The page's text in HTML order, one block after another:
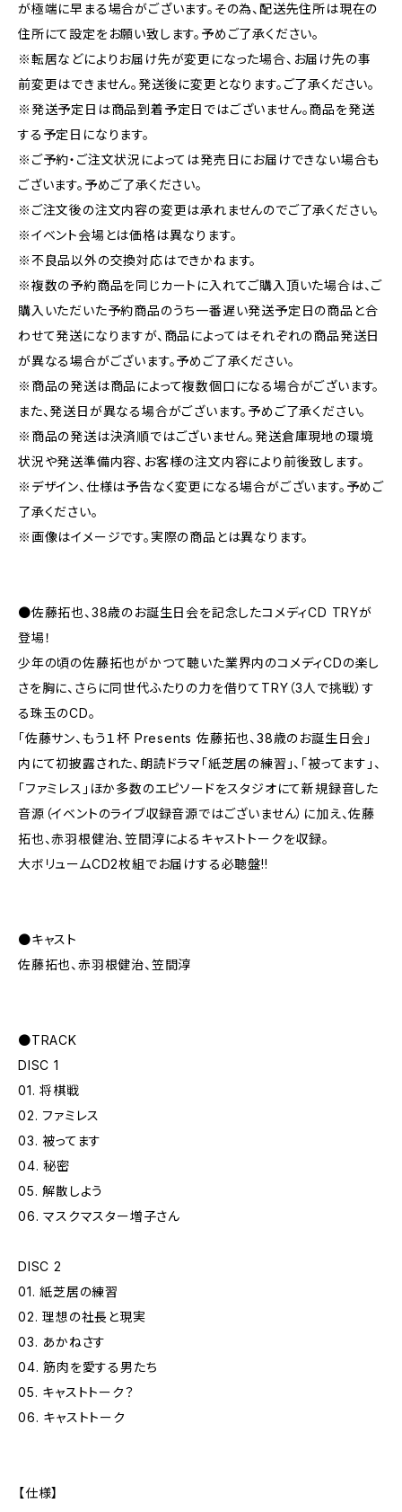
が極端に早まる場合がございます。その為、配送先住所は現在の
住所にて設定をお願い致します。予めご了承ください。
※転居などによりお届け先が変更になった場合、お届け先の事
前変更はできません。発送後に変更となります。ご了承ください。
※発送予定日は商品到着予定日ではございません。商品を発送
する予定日になります。
※ご予約・ご注文状況によっては発売日にお届けできない場合も
ございます。予めご了承ください。
※ご注文後の注文内容の変更は承れませんのでご了承ください。
※イベント会場とは価格は異なります。
※不良品以外の交換対応はできかねます。
※複数の予約商品を同じカートに入れてご購入頂いた場合は、ご
購入いただいた予約商品のうち一番遅い発送予定日の商品と合
わせて発送になりますが、商品によってはそれぞれの商品発送日
が異なる場合がございます。予めご了承ください。
※商品の発送は商品によって複数個口になる場合がございます。
また、発送日が異なる場合がございます。予めご了承ください。
※商品の発送は決済順ではございません。発送倉庫現地の環境
状況や発送準備内容、お客様の注文内容により前後致します。
※デザイン、仕様は予告なく変更になる場合がございます。予めご
了承ください。
※画像はイメージです。実際の商品とは異なります。
●佐藤拓也、38歳のお誕生日会を記念したコメディCD TRYが
登場！
少年の頃の佐藤拓也がかつて聴いた業界内のコメディCDの楽し
さを胸に、さらに同世代ふたりの力を借りてTRY（3人で挑戦）す
る珠玉のCD。
「佐藤サン、もう１杯 Presents 佐藤拓也、38歳のお誕生日会」
内にて初披露された、朗読ドラマ「紙芝居の練習」、「被ってます」、
「ファミレス」ほか多数のエピソードをスタジオにて新規録音した
音源（イベントのライブ収録音源ではございません）に加え、佐藤
拓也、赤羽根健治、笠間淳によるキャストトークを収録。
大ボリュームCD2枚組でお届けする必聴盤!!
●キャスト
佐藤拓也、赤羽根健治、笠間淳
●TRACK
DISC 1
01. 将棋戦
02. ファミレス
03. 被ってます
04. 秘密
05. 解散しよう
06. マスクマスター増子さん
DISC 2
01. 紙芝居の練習
02. 理想の社長と現実
03. あかねさす
04. 筋肉を愛する男たち
05. キャストトーク？
06. キャストトーク
【仕様】